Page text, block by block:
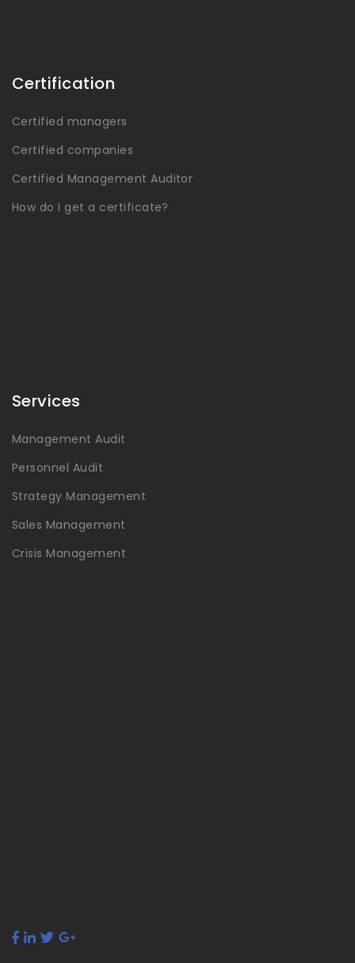
Certification
Certified managers
Certified companies
Certified Management Auditor
How do I get a certificate?
Services
Management Audit
Personnel Audit
Strategy Management
Sales Management
Crisis Management